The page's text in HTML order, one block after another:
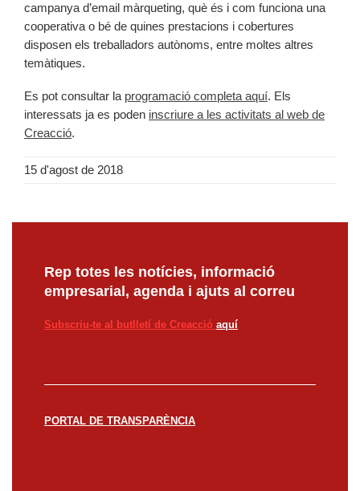
campanya d’email màrqueting, què és i com funciona una
cooperativa o bé de quines prestacions i cobertures
disposen els treballadors autònoms, entre moltes altres
temàtiques.
Es pot consultar la programació completa aquí. Els
interessats ja es poden inscriure a les activitats al web de
Creacció.
15 d'agost de 2018
Rep totes les notícies, informació
empresarial, agenda i ajuts al correu
Subscriu-te al butlletí de Creacció aquí
PORTAL DE TRANSPARÈNCIA